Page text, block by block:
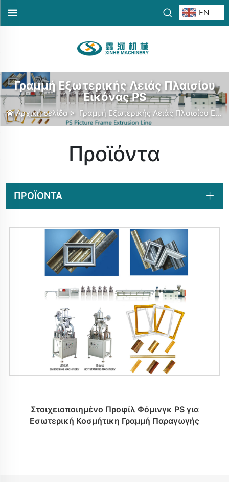
EN
Γραμμή Εξωτερικής Λειάς Πλαισίου
Εικόνας PS
Αρχική σελίδα> Γραμμή Εξωτερικής Λειάς Πλαισίου Εικόνας PS
Προϊόντα
ΠΡΟΪΌΝΤΑ
Στοιχειοποιημένο Προφίλ Φόμινγκ PS για
Εσωτερική Κοσμήτικη Γραμμή Παραγωγής